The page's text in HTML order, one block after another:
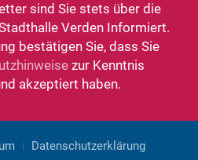
sind Sie stets über die
Verden Informiert.
bestätigen Sie, dass Sie
zur Kenntnis
akzeptiert haben.
Datenschutzerklärung